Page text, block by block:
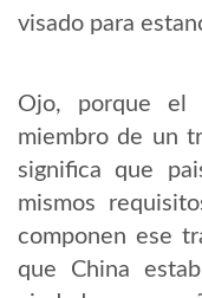
visado para
Ojo, porque el
miembro de un
significa que
mismos
componen ese
que China